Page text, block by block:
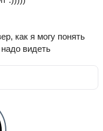
как я могу понять
видеть